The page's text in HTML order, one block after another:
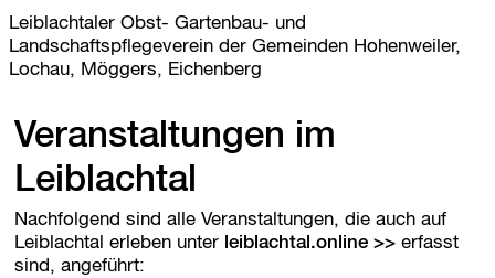
Leiblachtaler Obst- Gartenbau- und
Landschaftspflegeverein der Gemeinden Hohenweiler,
Lochau, Möggers, Eichenberg
Veranstaltungen im
Leiblachtal
Nachfolgend sind alle Veranstaltungen, die auch auf
Leiblachtal erleben unter leiblachtal.online
erfasst
sind, angeführt: